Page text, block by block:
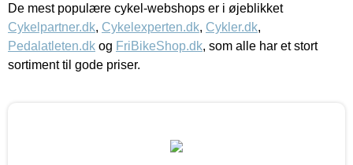
De mest populære cykel-webshops er i øjeblikket
Cykelpartner.dk, Cykelexperten.dk, Cykler.dk,
Pedalatleten.dk og FriBikeShop.dk, som alle har et stort
sortiment til gode priser.